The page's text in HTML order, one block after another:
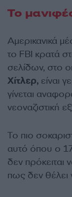
Το
Αμερικανικά
το FBI κρατά
σελίδων, στο
Χίτλερ, είναι
γίνεται
νεοναζιστική
Το πιο
αυτό όπου ο
δεν πρόκειται
πως δεν θέλει